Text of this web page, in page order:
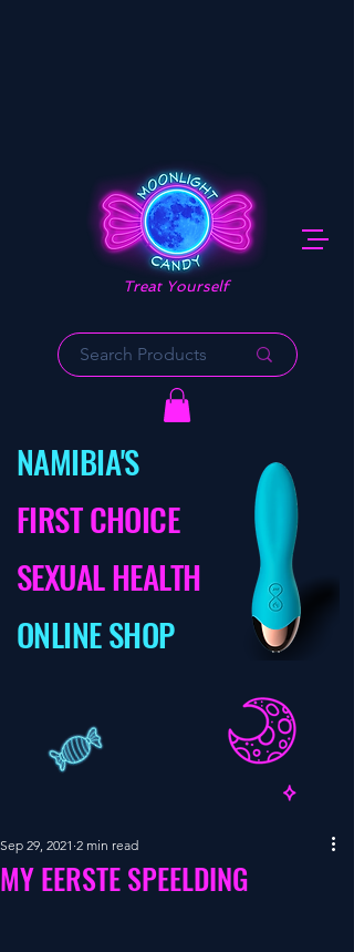
Treat Yourself
NAMIBIA'S
FIRST CHOICE
SEXUAL HEALTH
ONLINE SHOP
MY EERSTE SPEELDING
Sep 29, 2021 2 min read